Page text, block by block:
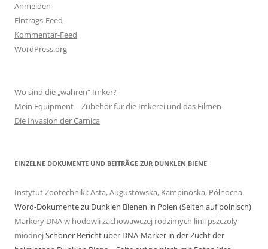
Anmelden
Eintrags-Feed
Kommentar-Feed
WordPress.org
Wo sind die „wahren“ Imker?
Mein Equipment – Zubehör für die Imkerei und das Filmen
Die Invasion der Carnica
EINZELNE DOKUMENTE UND BEITRÄGE ZUR DUNKLEN BIENE
Instytut Zootechniki: Asta, Augustowska, Kampinoska, Północna
Word-Dokumente zu Dunklen Bienen in Polen (Seiten auf polnisch)
Markery DNA w hodowli zachowawczej rodzimych linii pszczoły
miodnejSchöner Bericht über DNA-Marker in der Zucht der